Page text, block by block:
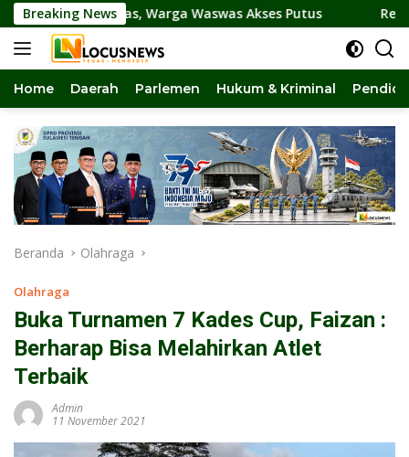
Langsung
ke
konten
Breaking News
Warga Waswas Akses Putus Reses di Torue
Home Daerah Parlemen Hukum & Kriminal
Beranda Olahraga
Olahraga
Buka Turnamen 7 Kades Cup, Faizan :
Berharap Bisa Melahirkan Atlet
Terbaik
Admin
11 November 2021